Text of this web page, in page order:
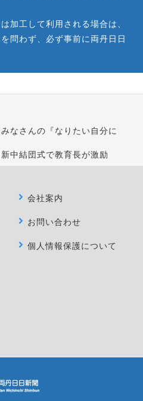
加工して利用される場合は、
問わず、必ず事前に両丹日日
なさんの『なりたい自分に
中結団式で教育長が激励
会社案内
お問い合わせ
個人情報保護について